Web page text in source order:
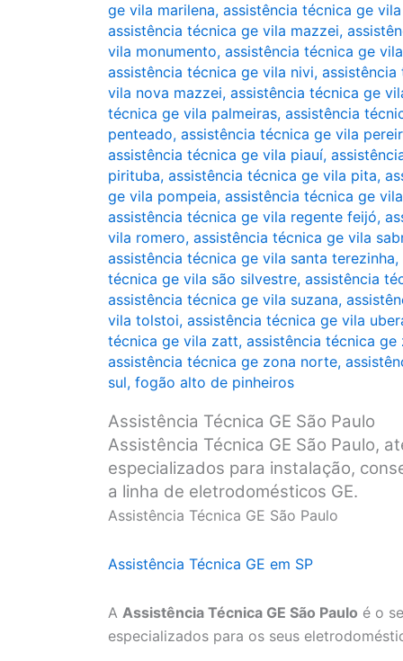
ge vila marilena, assistência técnica ge
assistência técnica ge vila mazzei,
vila monumento, assistência técnica ge
assistência técnica ge vila nivi,
vila nova mazzei, assistência técnica ge
técnica ge vila palmeiras, assistência
penteado, assistência técnica ge vila
assistência técnica ge vila piauí,
pirituba, assistência técnica ge vila pita,
ge vila pompeia, assistência técnica ge
assistência técnica ge vila regente feijó,
vila romero, assistência técnica ge vila
assistência técnica ge vila santa terezinha,
técnica ge vila são silvestre, assistência
assistência técnica ge vila suzana,
vila tolstoi, assistência técnica ge vila
técnica ge vila zatt, assistência técnica ge
assistência técnica ge zona norte,
sul, fogão alto de pinheiros
Assistência Técnica GE São Paulo
Assistência Técnica GE São Paulo,
especializados para instalação,
a linha de eletrodomésticos GE.
Assistência Técnica GE São Paulo
Assistência Técnica GE em SP
A Assistência Técnica GE São Paulo é o
especializados para os seus